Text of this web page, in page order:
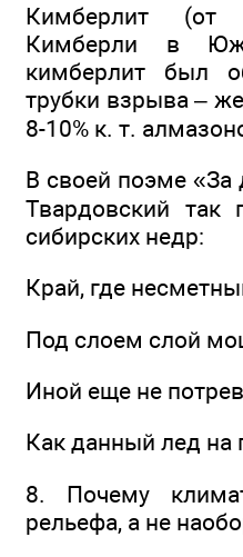
Кимберлит (от
Кимберли в
кимберлит был
трубки взрыва –
8-10% к. т.
В своей поэме
Твардовский так
сибирских недр:
Край, где
Под слоем слой
Иной еще не
Как данный лед на
8. Почему
рельефа, а не